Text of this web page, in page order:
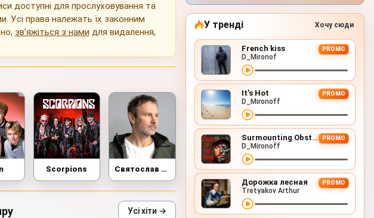
доступні для прослуховування та
Усі права належать їх законним
зв’яжіться з нами для видалення,
Scorpions Святослав Вакарчук
Усі хіти →
У тренді Хочу сюди
French kiss PROMO
D_Mironof
It's Hot PROMO
D_Mironoff
Surmounting Obstacles (D&B Remix) PROMO
D_Mironoff
Дорожка лесная PROMO
Tretyakov Arthur